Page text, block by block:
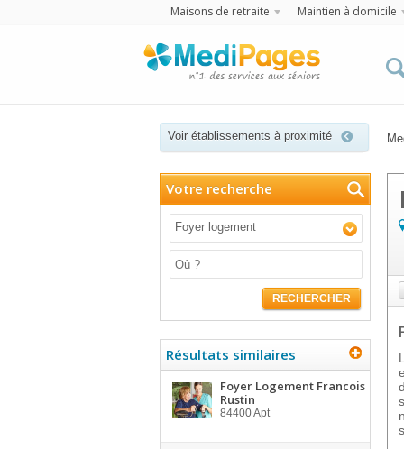
Maisons de retraite Maintien à domicile
Voir établissements à proximité
Votre recherche
Foyer logement
RECHERCHER
Résultats similaires
Foyer Logement Francois
Rustin
84400Apt